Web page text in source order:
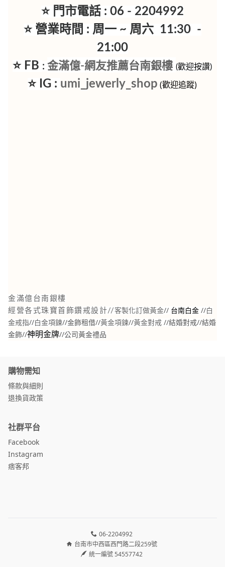
⭐ 門市電話 : 06 - 2204992
⭐ 營業時間 : 周一 ~ 周六 11:30 -
21:00
⭐ FB :金滿億-網友推薦台南銀樓 (歡迎按讚)
⭐ IG : umi_jewerly_shop (歡迎追蹤)
金滿億台南銀樓
經營各式珠寶首飾鑽戒設計//客製化訂做黃金// 台南白金 //白
金戒指//白金項鍊//金飾租借//黃金項鍊//黃金對戒 //結婚對戒//結婚
金飾//神明金牌//公司黃金禮品
購物需知
條款與細則
退換貨政策
社群平台
Facebook
Instagram
痞客邦
06-2204992
台南市中西區西門路二段259號
統一編號 54557742